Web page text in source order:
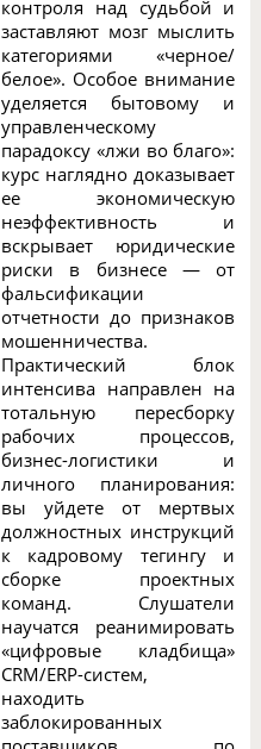
контроля над судьбой и
заставляют мозг мыслить
категориями «черное/
белое». Особое внимание
уделяется бытовому и
управленческому
парадоксу «лжи во благо»:
курс наглядно доказывает
ее экономическую
неэффективность и
вскрывает юридические
риски в бизнесе — от
фальсификации
отчетности до признаков
мошенничества.
Практический блок
интенсива направлен на
тотальную пересборку
рабочих процессов,
бизнес-логистики и
личного планирования:
вы уйдете от мертвых
должностных инструкций
к кадровому тегингу и
сборке проектных
команд. Слушатели
научатся реанимировать
«цифровые кладбища»
CRM/ERP-систем,
находить
заблокированных